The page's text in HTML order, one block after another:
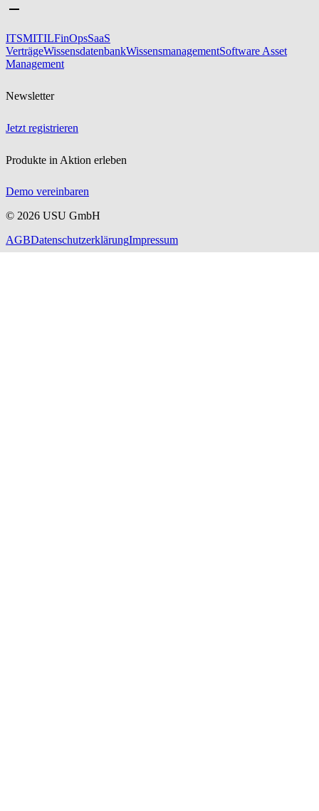
ITSMITILFinOpsSaaS
VerträgeWissensdatenbankWissensmanagementSoftware Asset
Management
Newsletter
Jetzt registrieren
Produkte in Aktion erleben
Demo vereinbaren
© 2026 USU GmbH
AGBDatenschutzerklärungImpressum